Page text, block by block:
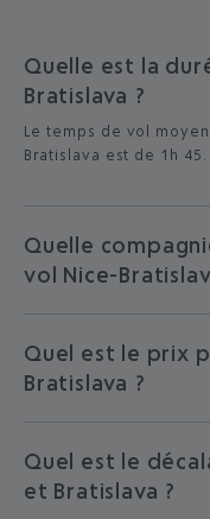
Quelle est la
Bratislava ?
Le temps de vol
Bratislava est de 1h 45.
Quelle
vol Nice-
Quel est le prix
Bratislava ?
Quel est le
et Bratislava ?